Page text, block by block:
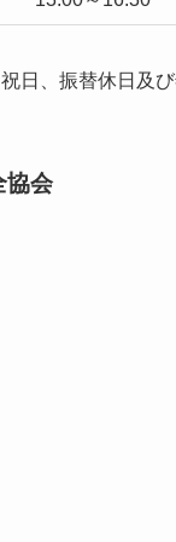
日、振替休日及
協会